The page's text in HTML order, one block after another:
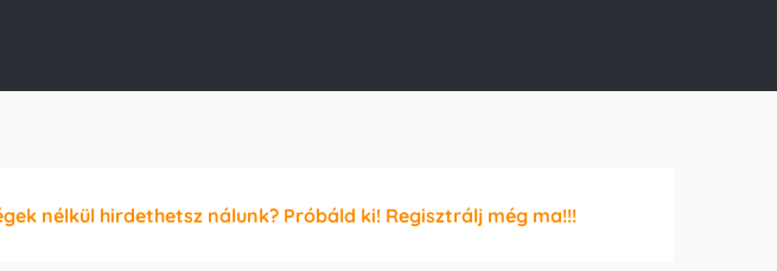
nélkül hirdethetsz nálunk? Próbáld ki! Regisztrálj még ma!!!